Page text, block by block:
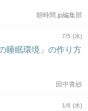
朝時間.jp編集部
7/5 (水)
睡眠環境」の作り方
田中青紗
1/6 (水)